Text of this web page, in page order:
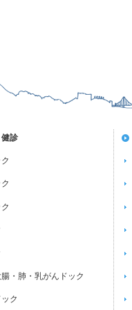
健診
・肺・乳がんドック
ク